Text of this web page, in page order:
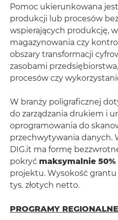
Pomoc ukierunkowana
produkcji lub procesów
wspierających produkcję,
magazynowania czy
obszary transformacji
zasobami
procesów czy
W branży poligraficznej
do zarządzania drukiem i
oprogramowania do
przechwytywania danych.
DIG.it ma formę
pokryć maksymalnie
projektu. Wysokość
tys. złotych netto.
PROGRAMY REGIONALNE